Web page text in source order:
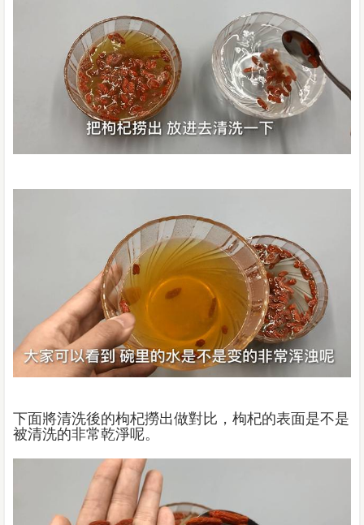
下面將清洗後的枸杞撈出做對比，枸杞的表面是不是
被清洗的非常乾淨呢。